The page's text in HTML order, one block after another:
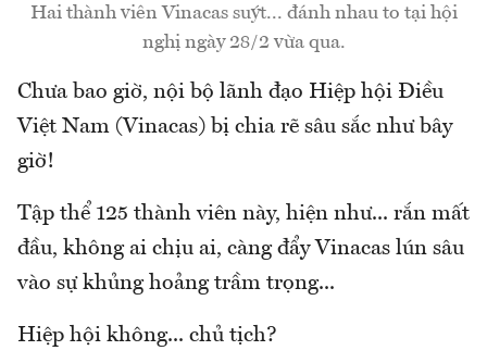
Hai thành viên Vinacas suýt... đánh nhau to tại hội
nghị ngày 28/2 vừa qua.
Chưa bao giờ, nội bộ lãnh đạo Hiệp hội Điều
Việt Nam (Vinacas) bị chia rẽ sâu sắc như bây
giờ!
Tập thể 125 thành viên này, hiện như... rắn mất
đầu, không ai chịu ai, càng đẩy Vinacas lún sâu
vào sự khủng hoảng trầm trọng...
Hiệp hội không... chủ tịch?